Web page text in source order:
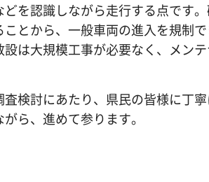
を認識しながら走行する点です
とから、一般車両の進入を規制
は大規模工事が必要なく、メン
検討にあたり、県民の皆様に丁
ら、進めて参ります。